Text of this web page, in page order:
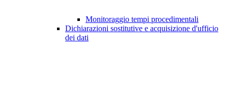
Monitoraggio tempi procedimentali
Dichiarazioni sostitutive e acquisizione d'ufficio
dei dati